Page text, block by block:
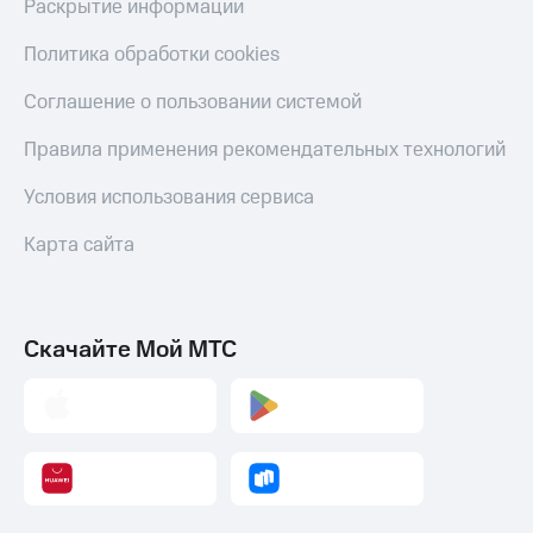
Раскрытие информации
Политика обработки cookies
Соглашение о пользовании системой
Правила применения рекомендательных технологий
Условия использования сервиса
Карта сайта
Скачайте Мой МТС